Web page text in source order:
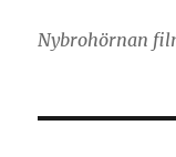
Nybrohörnan